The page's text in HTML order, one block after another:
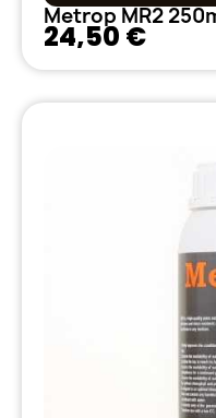
Metrop MR2
24,50 €